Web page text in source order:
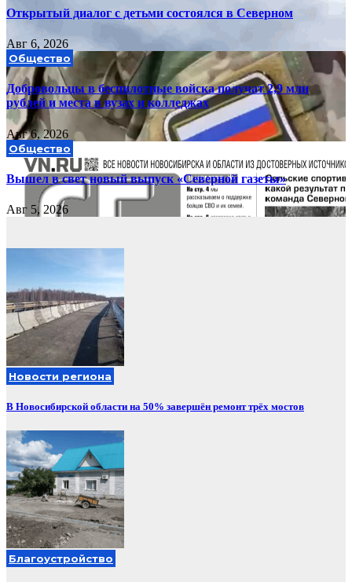
Открытый диалог с детьми состоялся в Северном
Авг 6, 2026
Общество
Добровольцы в беспилотные войска получат 2,9 млн
рублей и места в вузах и колледжах
Авг 6, 2026
Общество
Вышел в свет новый выпуск «Северной газеты»
Авг 5, 2026
Новости региона
В Новосибирской области на 50% завершён ремонт трёх мостов
Благоустройство